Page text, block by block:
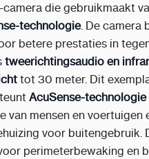
camera die gebruikmaakt
technologie. De camera
betere prestaties in
tweerichtingsaudio en
tot 30 meter. Dit
AcuSense-technologie
van mensen en voertuigen
voor buitengebruik.
perimeterbewaking en